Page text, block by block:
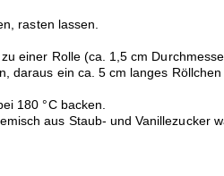
rasten lassen.
einer Rolle (ca. 1,5 cm
daraus ein ca. 5 cm langes
180 °C backen.
aus Staub- und Vanillezucker